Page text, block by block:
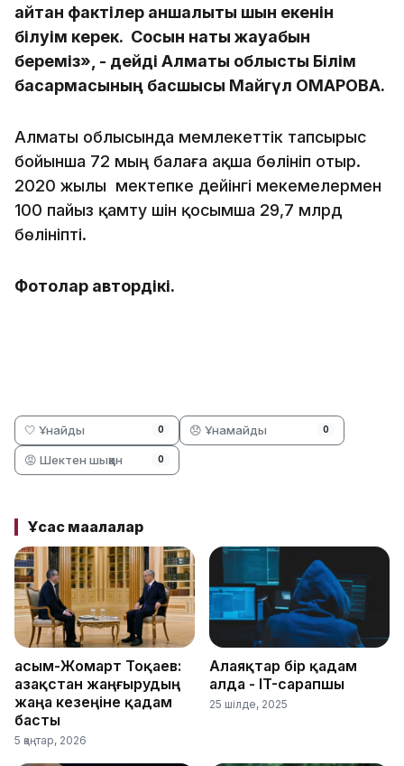
айтқан фактілер қаншалықты шын екенін
білуім керек. Сосын нақты жауабын
береміз», - дейді Алматы облыстық Білім
басқармасының басшысы Майгүл ОМАРОВА.
Алматы облысында мемлекеттік тапсырыс
бойынша 72 мың балаға ақша бөлініп отыр.
2020 жылы мектепке дейінгі мекемелермен
100 пайыз қамту үшін қосымша 29,7 млрд
бөлініпті.
Фотолар автордікі.
🤍 Ұнайды 0 😞 Ұнамайды 0
😡 Шектен шыққан 0
Ұқсас мақалалар
Қасым-Жомарт Тоқаев:
Қазақстан жаңғырудың
жаңа кезеңіне қадам
басты
5 қаңтар, 2026
Алаяқтар бір қадам
алда - IT-сарапшы
25 шілде, 2025